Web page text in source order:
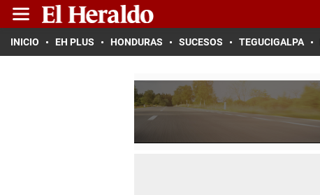
INICIO EH PLUS HONDURAS SUCESOS TEGUCIGALPA